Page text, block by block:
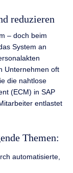
reduzieren
– doch beim
System an
Unternehmen oft
die nahtlose
(ECM) in SAP
entlastet
Themen:
automatisierte,